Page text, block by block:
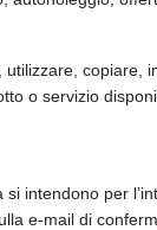
copiare,
o servizio
intendono per
e-mail di